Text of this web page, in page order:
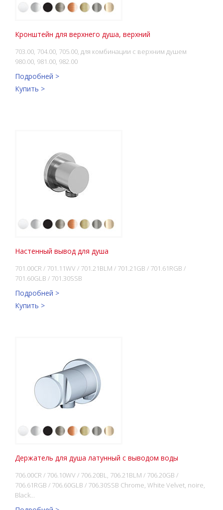
Кронштейн для верхнего душа, верхний
703.00, 704.00, 705.00, для комбинации с верхним душем
980.00, 981.00, 982.00
Подробней >
Купить >
Настенный вывод для душа
701.00CR / 701.11WV / 701.21BLM / 701.21GB / 701.61RGB /
701.60GLB / 701.30SSB
Подробней >
Купить >
Держатель для душа латунный с выводом воды
706.00CR / 706.10WV / 706.20BL, 706.21BLM / 706.20GB /
706.61RGB / 706.60GLB / 706.30SSB Chrome, White Velvet, noire,
Black…